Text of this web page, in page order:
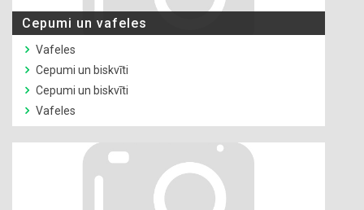
Cepumi un vafeles
Vafeles
Cepumi un biskvīti
Cepumi un biskvīti
Vafeles